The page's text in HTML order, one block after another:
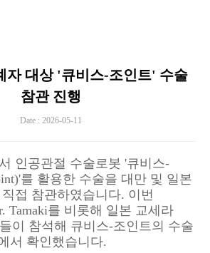
자 대상 '큐비스-조인트' 수술
참관 진행
Date : 2026-05-11
인공관절 수술로봇 '큐비스-
를 활용한 수술을 대만 및 일본
접 참관하였습니다. 이번
Tamaki를 비롯해 일본 교세라
이 참석해 큐비스-조인트의 수술
서 확인했습니다.